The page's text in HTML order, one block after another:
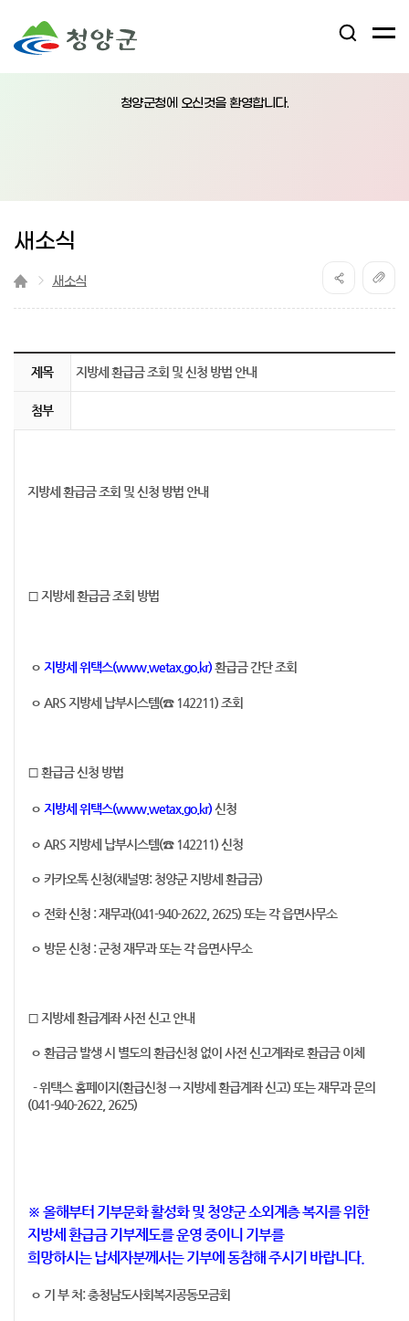
검
어
청양군청에 오신것을 환영합니다.
새소식
새소식
『 지방세 환급금 조회 및 신청 방법 안내 』글의 상세내용을 확인하는 표로 제목, 부서명, 등록일, 조회, 첨부, 내용으로 나뉘어 설명합니다.
제목
지방세 환급금 조회 및 신청 방법 안내
첨부
지방세 환급금 조회 및 신청 방법 안내
□ 지방세 환급금 조회 방법
ㅇ 지방세 위택스(www.wetax.go.kr)환급금 간단 조회
ㅇ ARS 지방세 납부시스템(☎ 142211) 조회
□ 환급금 신청 방법
ㅇ 지방세 위택스(www.wetax.go.kr)신청
ㅇ ARS 지방세 납부시스템(☎ 142211) 신청
ㅇ 카카오톡 신청(채널명: 청양군 지방세 환급금)
ㅇ 전화 신청 : 재무과(041-940-2622, 2625) 또는 각 읍면사무소
ㅇ 방문 신청 : 군청 재무과 또는 각 읍면사무소
□ 지방세 환급계좌 사전 신고 안내
ㅇ 환급금 발생 시 별도의 환급신청 없이 사전 신고계좌로 환급금 이체
- 위택스 홈페이지(환급신청 → 지방세 환급계좌 신고) 또는 재무과 문의
(041-940-2622, 2625)
※ 올해부터 기부문화 활성화 및 청양군 소외계층 복지를 위한
지방세 환급금 기부제도를 운영 중이니 기부를
희망하시는 납세자분께서는 기부에 동참해 주시기 바랍니다.
ㅇ 기 부 처: 충청남도사회복지공동모금회